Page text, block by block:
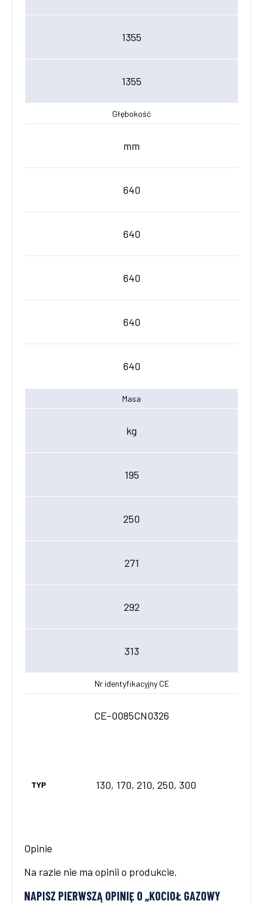
1355
1355
Głębokość
mm
640
640
640
640
640
Masa
kg
195
250
271
292
313
Nr identyfikacyjny CE
CE-0085CN0326
TYP 130, 170, 210, 250, 300
Opinie
Na razie nie ma opinii o produkcie.
NAPISZ PIERWSZĄ OPINIĘ O „KOCIOŁ GAZOWY